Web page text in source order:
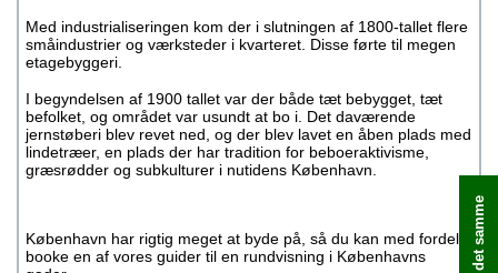
Med industrialiseringen kom der i slutningen af 1800-tallet flere
småindustrier og værksteder i kvarteret. Disse førte til megen
etagebyggeri.
I begyndelsen af 1900 tallet var der både tæt bebygget, tæt
befolket, og området var usundt at bo i. Det daværende
jernstøberi blev revet ned, og der blev lavet en åben plads med
lindetræer, en plads der har tradition for beboeraktivisme,
græsrødder og subkulturer i nutidens København.
København har rigtig meget at byde på, så du kan med fordel
booke en af vores guider til en rundvisning i Københavns